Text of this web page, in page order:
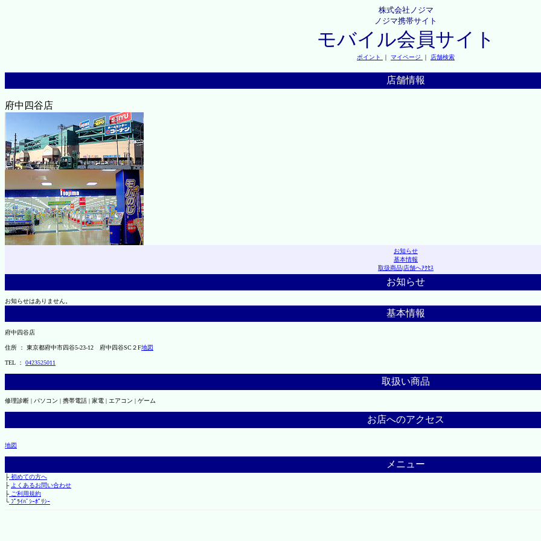
株式会社ノジマ
ノジマ携帯サイト
モバイル会員サイト
ポイント ｜ マイページ ｜ 店舗検索
店舗情報
府中四谷店
お知らせ
基本情報
取扱商品|店舗へｱｸｾｽ
お知らせ
お知らせはありません。
基本情報
府中四谷店
住所 ： 東京都府中市四谷5-23-12 府中四谷SC２F地図
TEL ： 0423525011
取扱い商品
修理診断 | パソコン | 携帯電話 | 家電 | エアコン | ゲーム
お店へのアクセス
地図
メニュー
├初めての方へ
├ よくあるお問い合わせ
├ご利用規約
└ﾌﾟﾗｲﾊﾞｼｰﾎﾟﾘｼｰ